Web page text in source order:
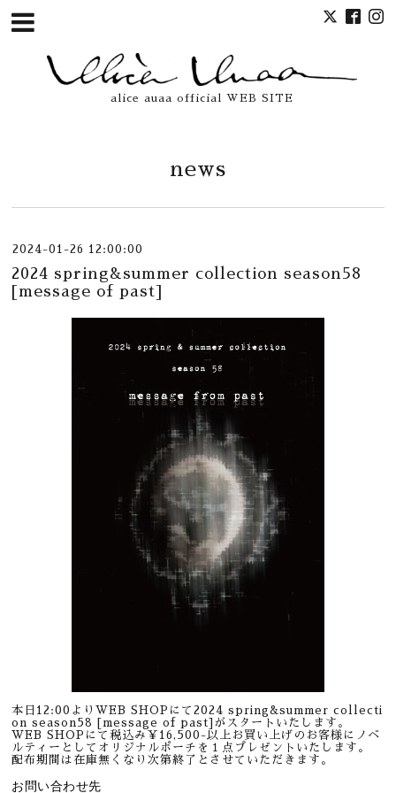
alice auaa official WEB SITE
news
2024-01-26 12:00:00
2024 spring&summer collection season58
[message of past]
本日12:00よりWEB SHOPにて2024 spring&summer collecti
on season58 [message of past]がスタートいたします。
WEB SHOPにて税込み￥16,500-以上お買い上げのお客様にノベ
ルティーとしてオリジナルポーチを１点プレゼントいたします。
配布期間は在庫無くなり次第終了とさせていただきます。
お問い合わせ先